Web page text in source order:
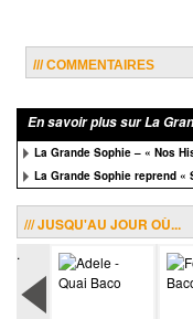
/// COMMENTAIRES
En savoir plus sur La
La Grande Sophie – « Nos
La Grande Sophie reprend «
/// JUSQU'AU JOUR OÙ...
.